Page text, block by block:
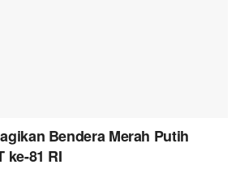
Bendera Merah Putih
ke-81 RI